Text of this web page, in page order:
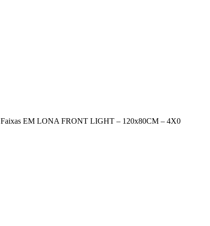
Faixas EM LONA FRONT LIGHT – 120x80CM – 4X0